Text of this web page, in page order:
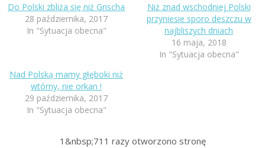
Do Polski zbliża się niż Grischa
28 października, 2017
In "Sytuacja obecna"
Niż znad wschodniej Polski
przyniesie sporo deszczu w
najbliszych dniach
16 maja, 2018
In "Sytuacja obecna"
Nad Polską mamy głęboki niż
wtórny, nie orkan !
29 października, 2017
In "Sytuacja obecna"
1&nbsp;711 razy otworzono stronę